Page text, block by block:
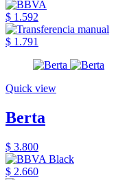
$ 1.592
$ 1.791
Quick view
Berta
$ 3.800
$ 2.660